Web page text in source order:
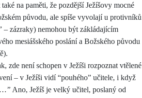
na paměti, že pozdější Ježíšovy mocné
původu, ale spíše vyvolají u protivníků
– zázraky) nemohou být zákládajícím
mesiášského poslání a Božského původu
zde není schopen v Ježíši rozpoznat vtělené
– v Ježíši vidí “pouhého” učitele, i když
…” Ano, Ježíš je velký učitel, poslaný od